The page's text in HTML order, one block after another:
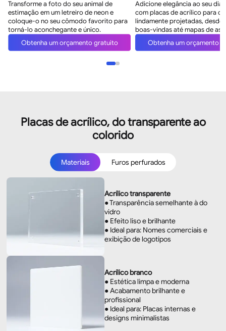
Transforme a foto do seu animal de
estimação em um letreiro de neon e
coloque-o no seu cômodo favorito para
torná-lo aconchegante e único.
Obtenha um orçamento gratuito
Adicione elegância ao seu dia
com placas de acrílico para
lindamente projetadas, desde
boas-vindas até mapas de
Obtenha um orçamento
Placas de acrílico, do transparente ao
colorido
Materiais Furos perfurados
Acrílico transparente
● Transparência semelhante à do
vidro
● Efeito liso e brilhante
● Ideal para: Nomes comerciais e
exibição de logotipos
Acrílico branco
● Estética limpa e moderna
● Acabamento brilhante e
profissional
● Ideal para: Placas internas e
designs minimalistas